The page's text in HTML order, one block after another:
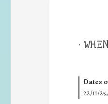
• WHEN
Dates
22/11/25,